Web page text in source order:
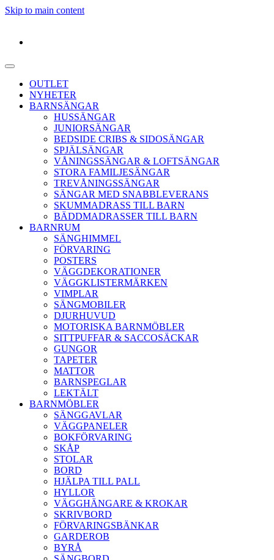
Skip to main content
OUTLET
NYHETER
BARNSÄNGAR
HUSSÄNGAR
JUNIORSÄNGAR
BEDSIDE CRIBS & SIDOSÄNGAR
SPJÄLSÄNGAR
VÅNINGSSÄNGAR & LOFTSÄNGAR
STORA FAMILJESÄNGAR
TREVÅNINGSSÄNGAR
SÄNGAR MED SNABBLEVERANS
SKUMMADRASS TILL BARN
BÄDDMADRASSER TILL BARN
BARNRUM
SÄNGHIMMEL
FÖRVARING
POSTERS
VÄGGDEKORATIONER
VÄGGKLISTERMÄRKEN
VIMPLAR
SÄNGMOBILER
DJURHUVUD
MOTORISKA BARNMÖBLER
SITTPUFFAR & SACCOSÄCKAR
GUNGOR
TAPETER
MATTOR
BARNSPEGLAR
LEKTÄLT
BARNMÖBLER
SÄNGGAVLAR
VÄGGPANELER
BOKFÖRVARING
SKÅP
STOLAR
BORD
HJÄLPA TILL PALL
HYLLOR
VÄGGHÄNGARE & KROKAR
SKRIVBORD
FÖRVARINGSBÄNKAR
GARDEROB
BYRÅ